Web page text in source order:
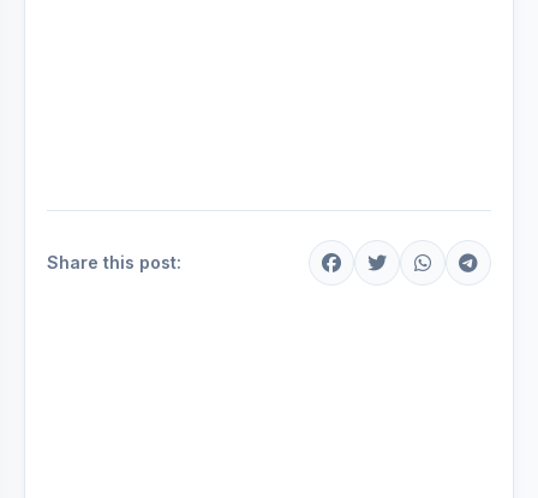
Share this post: